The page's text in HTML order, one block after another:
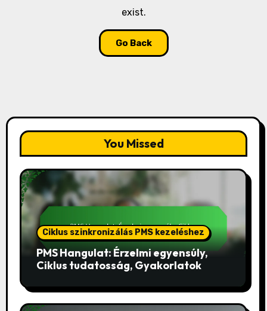
exist.
Go Back
You Missed
Ciklus szinkronizálás PMS kezeléshez
PMS Hangulat: Érzelmi egyensúly,
Ciklus tudatosság, Gyakorlatok